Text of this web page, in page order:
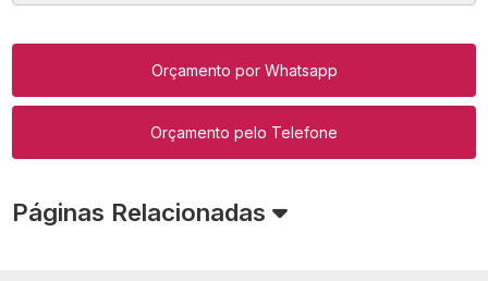
Orçamento por Whatsapp
Orçamento pelo Telefone
Páginas Relacionadas